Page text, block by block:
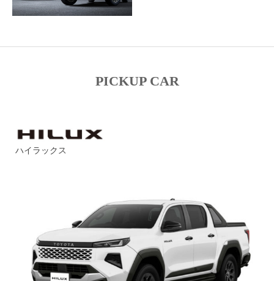
PICKUP CAR
ハイラックス